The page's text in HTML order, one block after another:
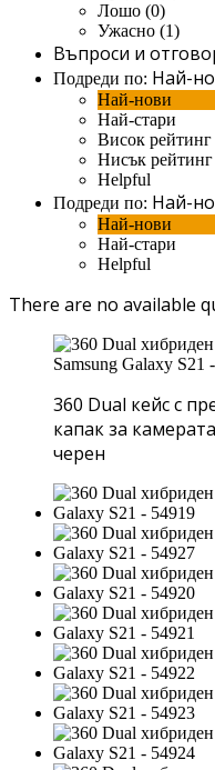
Лошо (0)
Ужасно (1)
Въпроси и
Подреди по: Най-
Най-нови
Най-стари
Висок рейтинг
Нисък рейтинг
Helpful
Подреди по: Най-
Най-нови
Най-стари
Helpful
There are no available
360 Dual кейс с
капак за
черен